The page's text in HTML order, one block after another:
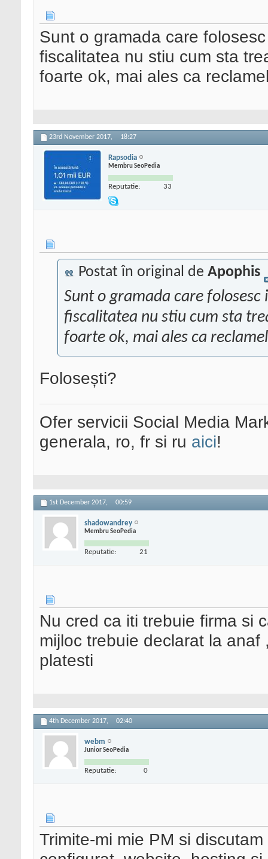
Sunt o gramada care
fiscalitatea nu stiu cum sta
foarte ok, mai ales ca
23rd November 2017, 18:27
Rapsodia
Membru SeoPedia
Reputatie: 33
Postat în original de Apophis
Sunt o gramada care
fiscalitatea nu stiu cum sta
foarte ok, mai ales ca
Folosești?
Ofer servicii Social Media
generala, ro, fr si ru aici!
1st December 2017, 00:59
shadowandrey
Membru SeoPedia
Reputatie: 21
Nu cred ca iti trebuie firma si
mijloc trebuie declarat la
platesti
4th December 2017, 02:40
webm
Junior SeoPedia
Reputatie: 0
Trimite-mi mie PM si